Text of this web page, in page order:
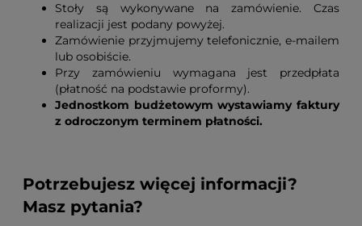
Stoły są wykonywane na zamówienie. Czas
realizacji jest podany powyżej.
Zamówienie przyjmujemy telefonicznie, e-mailem
lub osobiście.
Przy zamówieniu wymagana jest przedpłata
(płatność na podstawie proformy).
Jednostkom budżetowym wystawiamy faktury
z odroczonym terminem płatności.
Potrzebujesz więcej informacji?
Masz pytania?